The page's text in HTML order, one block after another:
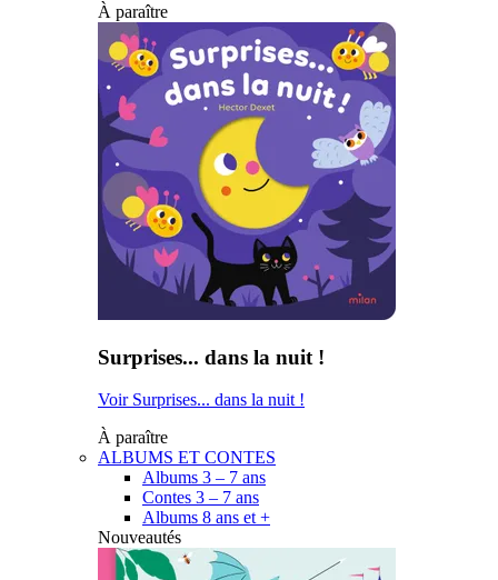
À paraître
Surprises... dans la nuit !
Voir Surprises... dans la nuit !
À paraître
ALBUMS ET CONTES
Albums 3 – 7 ans
Contes 3 – 7 ans
Albums 8 ans et +
Nouveautés